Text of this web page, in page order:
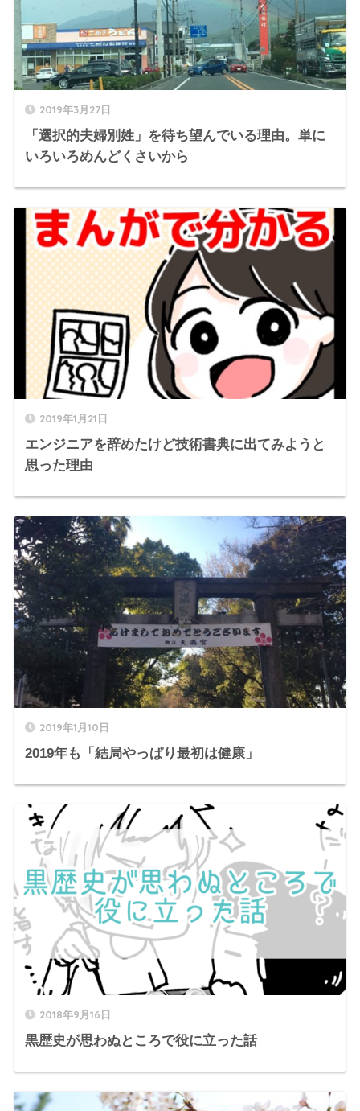
2019年3月27日
「選択的夫婦別姓」を待ち望んでいる理由。単に
いろいろめんどくさいから
2019年1月21日
エンジニアを辞めたけど技術書典に出てみようと
思った理由
2019年1月10日
2019年も「結局やっぱり最初は健康」
2018年9月16日
黒歴史が思わぬところで役に立った話